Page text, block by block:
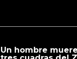
Un hombre